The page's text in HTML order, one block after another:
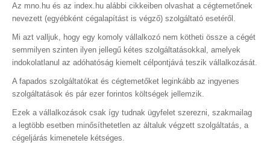
Az mno.hu és az index.hu alábbi cikkeiben olvashat a cégtemetőnek
nevezett (egyébként cégalapítást is végző) szolgáltató esetéről.
Mi azt valljuk, hogy egy komoly vállalkozó nem kötheti össze a cégét
semmilyen szinten ilyen jellegű kétes szolgáltatásokkal, amelyek
indokolatlanul az adóhatóság kiemelt célpontjává teszik vállalkozását.
A fapados szolgáltatókat és cégtemetőket leginkább az ingyenes
szolgáltatások és pár ezer forintos költségek jellemzik.
Ezek a vállalkozások csak így tudnak ügyfelet szerezni, szakmailag
a legtöbb esetben minősíthetetlen az általuk végzett szolgáltatás, a
cégeljárás kimenetele kétséges.